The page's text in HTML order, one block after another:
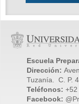
Escuela
Dirección:
Tuzanía. C. P.
Teléfonos: +52
Facebook: